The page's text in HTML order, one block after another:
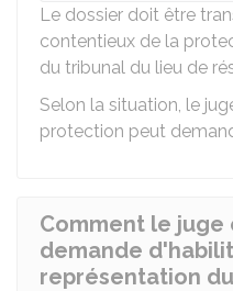
Le dossier doit être
contentieux de la
du tribunal du lieu de
Selon la situation, le
protection peut
Comment le
demande
représentation